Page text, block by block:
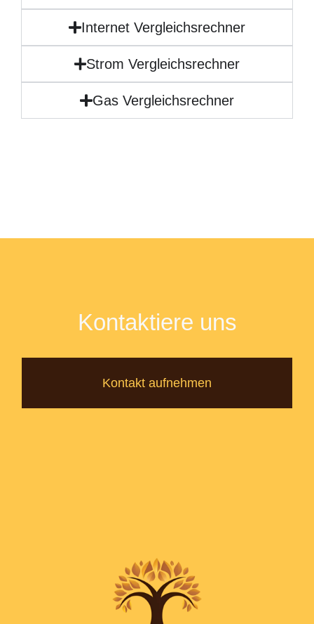
Internet Vergleichsrechner
Strom Vergleichsrechner
Gas Vergleichsrechner
Kontaktiere uns
Kontakt aufnehmen